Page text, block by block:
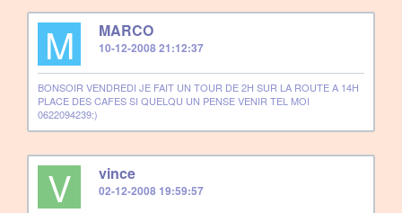
M MARCO
10-12-2008 21:12:37
BONSOIR VENDREDI JE FAIT UN TOUR DE 2H SUR LA ROUTE A 14H
PLACE DES CAFES SI QUELQU UN PENSE VENIR TEL MOI
0622094239:)
V vince
02-12-2008 19:59:57